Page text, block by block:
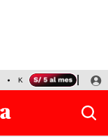
KENJI FUJIMORI